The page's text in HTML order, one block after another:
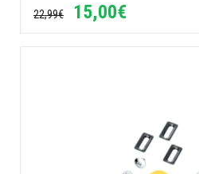
22,99€ 15,00€